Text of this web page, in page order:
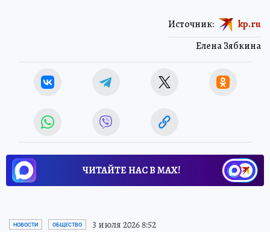
Елена Зябкина
Источник: kp.ru
ЧИТАЙТЕ НАС В МАХ!
НОВОСТИ ОБЩЕСТВО 3 июля 2026 8:52